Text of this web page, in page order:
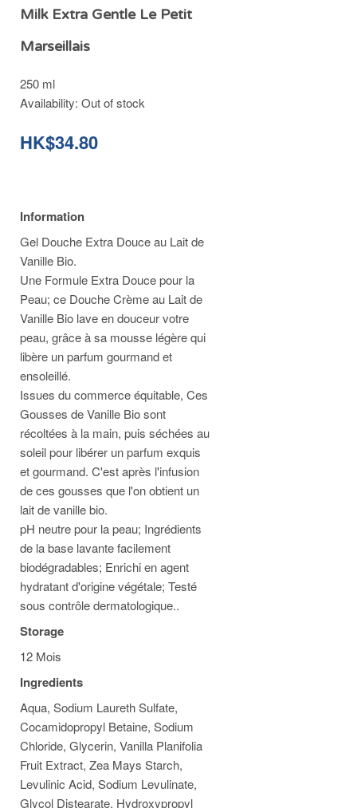
Milk Extra Gentle Le Petit
Marseillais
250 ml
Availability: Out of stock
HK$34.80
Information
Gel Douche Extra Douce au Lait de
Vanille Bio.
Une Formule Extra Douce pour la
Peau; ce Douche Crème au Lait de
Vanille Bio lave en douceur votre
peau, grâce à sa mousse légère qui
libère un parfum gourmand et
ensoleillé.
Issues du commerce équitable, Ces
Gousses de Vanille Bio sont
récoltées à la main, puis séchées au
soleil pour libérer un parfum exquis
et gourmand. C'est après l'infusion
de ces gousses que l'on obtient un
lait de vanille bio.
pH neutre pour la peau; Ingrédients
de la base lavante facilement
biodégradables; Enrichi en agent
hydratant d'origine végétale; Testé
sous contrôle dermatologique..
Storage
12 Mois
Ingredients
Aqua, Sodium Laureth Sulfate,
Cocamidopropyl Betaine, Sodium
Chloride, Glycerin, Vanilla Planifolia
Fruit Extract, Zea Mays Starch,
Levulinic Acid, Sodium Levulinate,
Glycol Distearate, Hydroxypropyl